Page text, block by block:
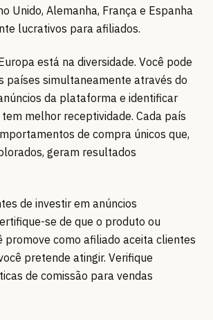
Unido, Alemanha, França e Espanha
lucrativos para afiliados.
está na diversidade. Você pode
países simultaneamente através do
da plataforma e identificar
melhor receptividade. Cada país
de compra únicos que,
geram resultados
de investir em anúncios
se de que o produto ou
promove como afiliado aceita clientes
pretende atingir. Verifique
de comissão para vendas